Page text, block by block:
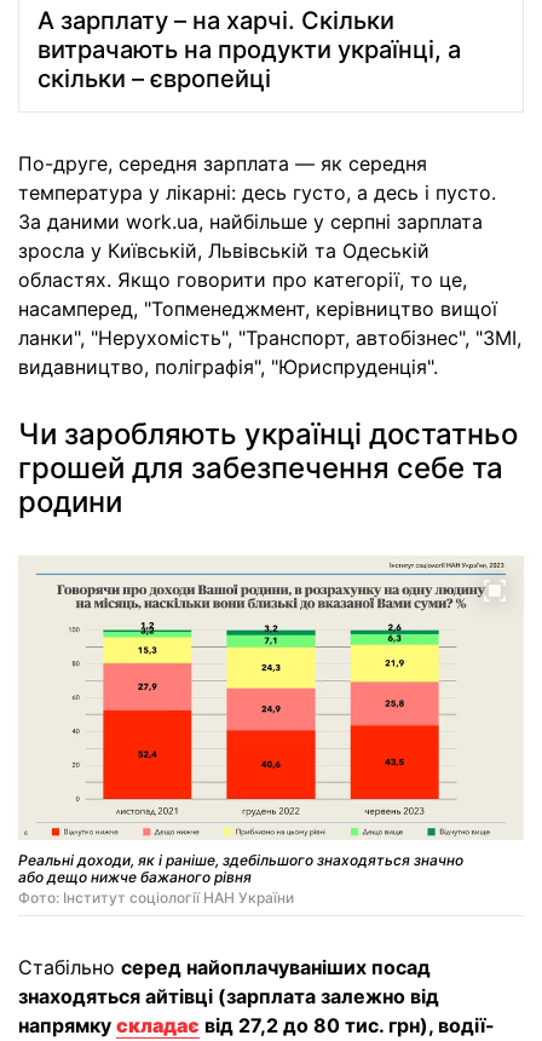
А зарплату – на харчі. Скільки
витрачають на продукти українці, а
скільки – європейці
По-друге, середня зарплата — як середня
температура у лікарні: десь густо, а десь і пусто.
За даними work.ua, найбільше у серпні зарплата
зросла у Київській, Львівській та Одеській
областях. Якщо говорити про категорії, то це,
насамперед, "Топменеджмент, керівництво вищої
ланки", "Нерухомість", "Транспорт, автобізнес", "ЗМІ,
видавництво, поліграфія", "Юриспруденція".
Чи заробляють українці достатньо
грошей для забезпечення себе та
родини
Реальні доходи, як і раніше, здебільшого знаходяться значно
або дещо нижче бажаного рівня
Фото: Інститут соціології НАН України
Стабільно серед найоплачуваніших посад
знаходяться айтівці (зарплата залежно від
напрямку складає від 27,2 до 80 тис. грн), водії-